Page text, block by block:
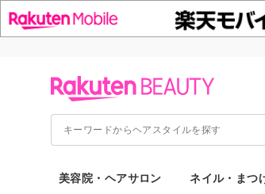
美容院・ヘアサロン ネイル・まつ